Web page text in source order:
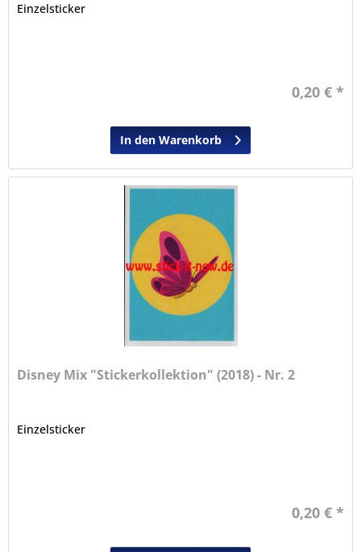
Einzelsticker
0,20 € *
In den Warenkorb
Disney Mix "Stickerkollektion" (2018) - Nr. 2
Einzelsticker
0,20 € *